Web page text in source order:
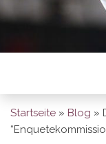
Startseite » Blog »